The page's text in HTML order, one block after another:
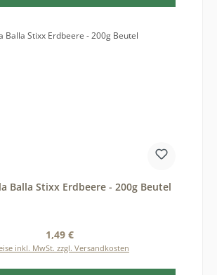
Balla Stixx Erdbeere - 200g Beutel
Regulärer Preis:
1,49 €
inkl. MwSt. zzgl. Versandkosten